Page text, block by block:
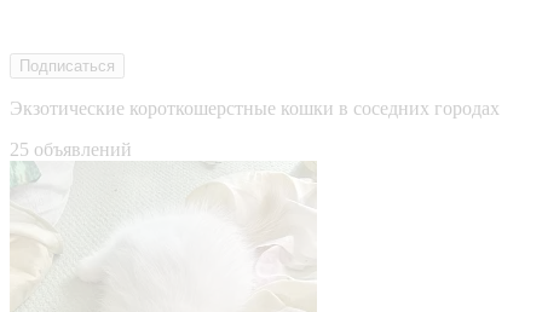
Подписаться
Экзотические короткошерстные кошки в соседних городах
25 объявлений